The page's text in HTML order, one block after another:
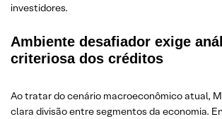
investidores.
Ambiente desafiador exige
criteriosa dos créditos
Ao tratar do cenário macroeconômico atual,
clara divisão entre segmentos da economia.